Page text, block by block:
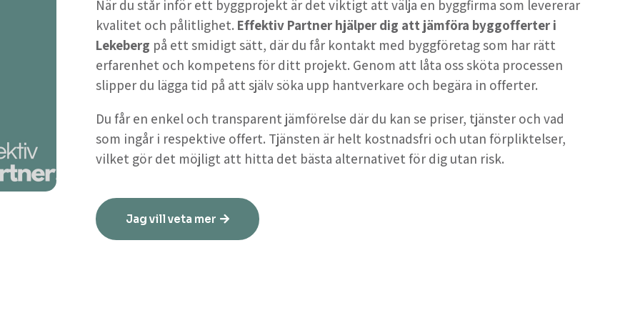
När du står inför ett byggprojekt är det viktigt att välja en byggfirma som levererar
kvalitet och pålitlighet. Effektiv Partner hjälper dig att jämföra byggofferter i
Lekeberg på ett smidigt sätt, där du får kontakt med byggföretag som har rätt
erfarenhet och kompetens för ditt projekt. Genom att låta oss sköta processen
slipper du lägga tid på att själv söka upp hantverkare och begära in offerter.
Du får en enkel och transparent jämförelse där du kan se priser, tjänster och vad
som ingår i respektive offert. Tjänsten är helt kostnadsfri och utan förpliktelser,
vilket gör det möjligt att hitta det bästa alternativet för dig utan risk.
Jag vill veta mer